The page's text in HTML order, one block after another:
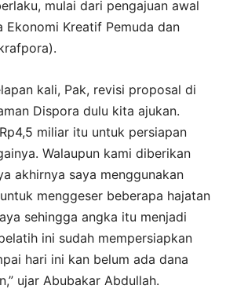
mulai dari pengajuan awal
Ekonomi Kreatif Pemuda dan
kali, Pak, revisi proposal di
Dispora dulu kita ajukan.
miliar itu untuk persiapan
Walaupun kami diberikan
akhirnya saya menggunakan
menggeser beberapa hajatan
sehingga angka itu menjadi
ini sudah mempersiapkan
hari ini kan belum ada dana
ujar Abubakar Abdullah.